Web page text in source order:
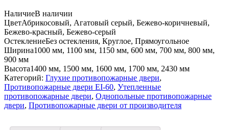
фрамугой
НаличиеВ наличии
ЦветАбрикосовый, Агатовый серый, Бежево-коричневый,
Бежево-красный, Бежево-серый
ОстеклениеБез остекления, Круглое, Прямоугольное
Ширина1000 мм, 1100 мм, 1150 мм, 600 мм, 700 мм, 800 мм,
900 мм
Высота1400 мм, 1500 мм, 1600 мм, 1700 мм, 2430 мм
Категорий: Глухие противопожарные двери,
Противопожарные двери EI-60, Утепленные
противопожарные двери, Однопольные противопожарные
двери, Противопожарные двери от производителя